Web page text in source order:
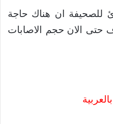
للصحيفة ان هناك حاجة
حتى الان حجم الاصابات